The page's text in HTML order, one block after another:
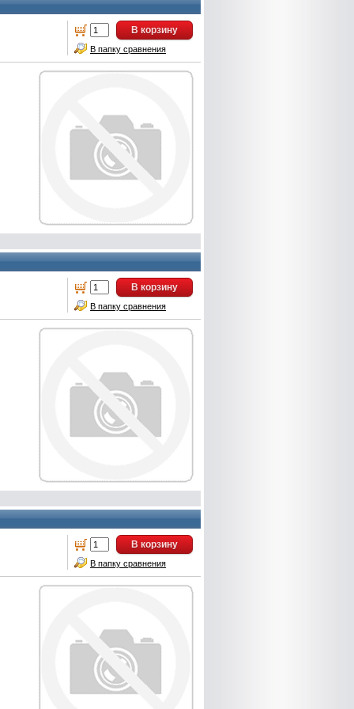
В корзину
В папку сравнения
В корзину
В папку сравнения
В корзину
В папку сравнения